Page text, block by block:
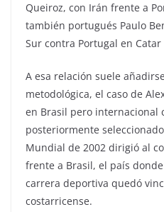
Queiroz, con Irán frente a
también portugués Paulo
Sur contra Portugal en Catar
A esa relación suele
metodológica, el caso de
en Brasil pero internacional
posteriormente
Mundial de 2002 dirigió al
frente a Brasil, el país
carrera deportiva quedó
costarricense.